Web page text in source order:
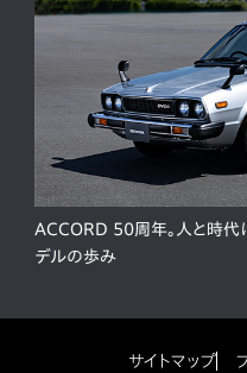
ACCORD 50周年。人と時代
デルの歩み
サイトマップ